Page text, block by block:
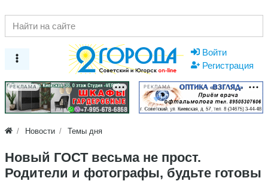
Войти
Регистрация
РЕКЛАМА РЕКЛАМА
Новости Темы дня
Новый ГОСТ весьма не прост.
Родители и фотографы, будьте готовы